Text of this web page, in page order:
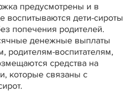
предусмотрены и в
воспитываются дети-сироты
попечения родителей.
денежные выплаты
родителям-воспитателям,
средства на
которые связаны с